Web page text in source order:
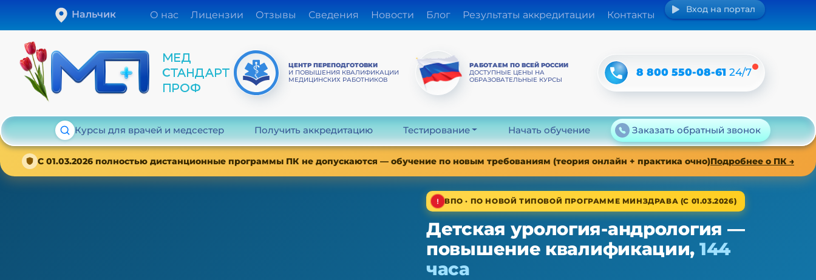
Нальчик О нас Лицензии Отзывы Сведения Новости Блог Результаты аккредитации Контакты
Вход на портал
ЦЕНТР ПЕРЕПОДГОТОВКИ
И ПОВЫШЕНИЯ КВАЛИФИКАЦИИ
МЕДИЦИНСКИХ РАБОТНИКОВ
РАБОТАЕМ ПО ВСЕЙ РОССИИ
ДОСТУПНЫЕ ЦЕНЫ НА
ОБРАЗОВАТЕЛЬНЫЕ КУРСЫ
8 800 550-08-6124/7
Курсы для врачей и медсестер Получить аккредитацию Тестирование Начать обучение Заказать обратный звонок
С 01.03.2026 полностью дистанционные программы ПК не допускаются — обучение по новым требованиям (теория онлайн + практика очно)Подробнее о ПК →
ВПО · ПО НОВОЙ ТИПОВОЙ ПРОГРАММЕ МИНЗДРАВА (С 01.03.2026)
Детская урология-андрология —
повышение квалификации, 144
часа